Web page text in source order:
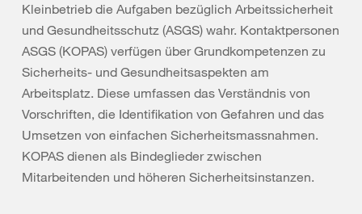
Kleinbetrieb die Aufgaben bezüglich Arbeitssicherheit
und Gesundheitsschutz (ASGS) wahr. Kontaktpersonen
ASGS (KOPAS) verfügen über Grundkompetenzen zu
Sicherheits- und Gesundheitsaspekten am
Arbeitsplatz. Diese umfassen das Verständnis von
Vorschriften, die Identifikation von Gefahren und das
Umsetzen von einfachen Sicherheitsmassnahmen.
KOPAS dienen als Bindeglieder zwischen
Mitarbeitenden und höheren Sicherheitsinstanzen.